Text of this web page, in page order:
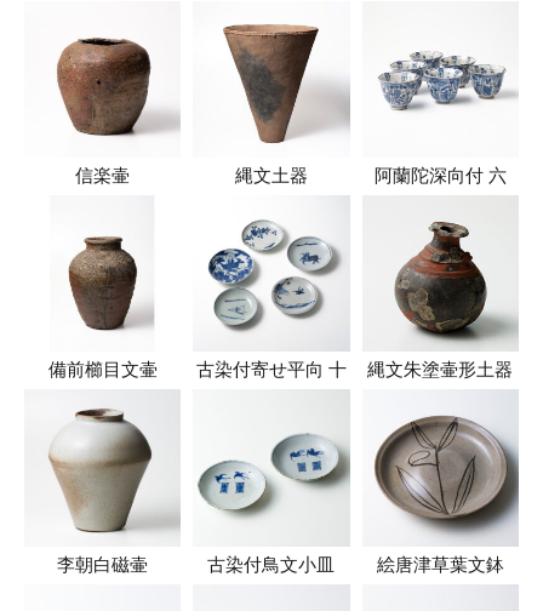
信楽壷 縄文土器 阿蘭陀深向付 六
備前櫛目文壷 古染付寄せ平向 十 縄文朱塗壷形土器
李朝白磁壷 古染付鳥文小皿 絵唐津草葉文鉢